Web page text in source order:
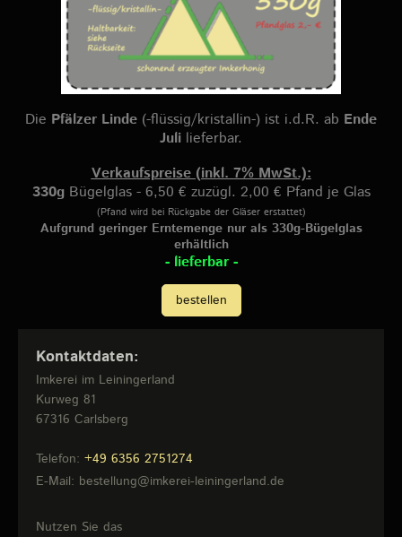
Die Pfälzer Linde (-flüssig/kristallin-) ist i.d.R. ab Ende
Juli lieferbar.
Verkaufspreise (inkl. 7% MwSt.):
330gBügelglas - 6,50 € zuzügl. 2,00 € Pfand je Glas
(Pfand wird bei Rückgabe der Gläser erstattet)
Aufgrund geringer Erntemenge nur als 330g-Bügelglas
erhältlich
- lieferbar -
bestellen
Kontaktdaten:
Imkerei im Leiningerland
Kurweg 81
67316 Carlsberg
Telefon: +49 6356 2751274
E-Mail: bestellung@imkerei-leiningerland.de
Nutzen Sie das